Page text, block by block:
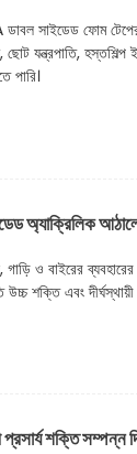
ডাবল সাইডেড ফোম
ছোট যন্ত্রপাতি,
পারি।
অ্যাক্রিলিক
গাড়ি ও বাইরের
শক্তি এবং
শক্তি সম্পন্ন